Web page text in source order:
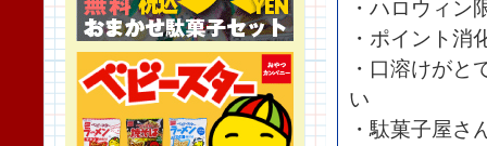
・ハロウィン
・ポイント消
・口溶けがと
い
・駄菓子屋さ